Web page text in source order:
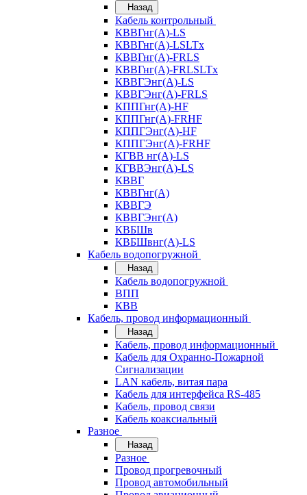
Назад
Кабель контрольный
КВВГнг(А)-LS
КВВГнг(А)-LSLTx
КВВГнг(А)-FRLS
КВВГнг(А)-FRLSLTx
КВВГЭнг(А)-LS
КВВГЭнг(А)-FRLS
КППГнг(А)-HF
КППГнг(А)-FRHF
КППГЭнг(А)-HF
КППГЭнг(А)-FRHF
КГВВ нг(А)-LS
КГВВЭнг(А)-LS
КВВГ
КВВГнг(А)
КВВГЭ
КВВГЭнг(А)
КВБШв
КВБШвнг(А)-LS
Кабель водопогружной
Назад
Кабель водопогружной
ВПП
КВВ
Кабель, провод информационный
Назад
Кабель, провод информационный
Кабель для Охранно-Пожарной
Сигнализации
LAN кабель, витая пара
Кабель для интерфейса RS-485
Кабель, провод связи
Кабель коаксиальный
Разное
Назад
Разное
Провод прогревочный
Провод автомобильный